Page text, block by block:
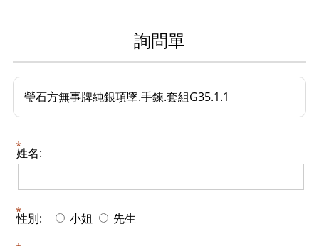
詢問單
瑩石方無事牌純銀項墜.手鍊.套組G35.1.1
姓名:
性別: 小姐 先生